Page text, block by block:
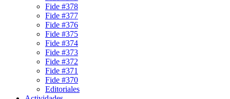
Fide #378
Fide #377
Fide #376
Fide #375
Fide #374
Fide #373
Fide #372
Fide #371
Fide #370
Editoriales